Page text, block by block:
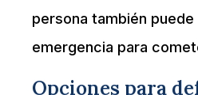
persona también
emergencia para
Opciones para